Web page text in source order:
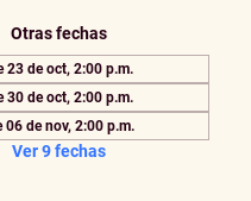
Otras fechas
23 de oct, 2:00 p.m.
30 de oct, 2:00 p.m.
06 de nov, 2:00 p.m.
Ver 9 fechas